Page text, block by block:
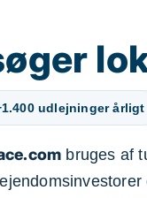
udlejninger årligt
bruges af